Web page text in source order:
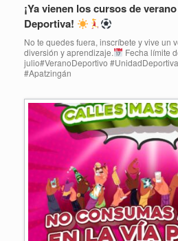
¡Ya vienen los cursos de
Deportiva!
No te quedes fuera, inscríbete y vive un
diversión y aprendizaje.
Fecha límite
julio#VeranoDeportivo
#Apatzingán